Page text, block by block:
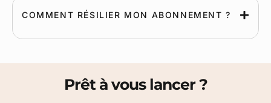
COMMENT RÉSILIER MON ABONNEMENT ?
Prêt à vous lancer ?